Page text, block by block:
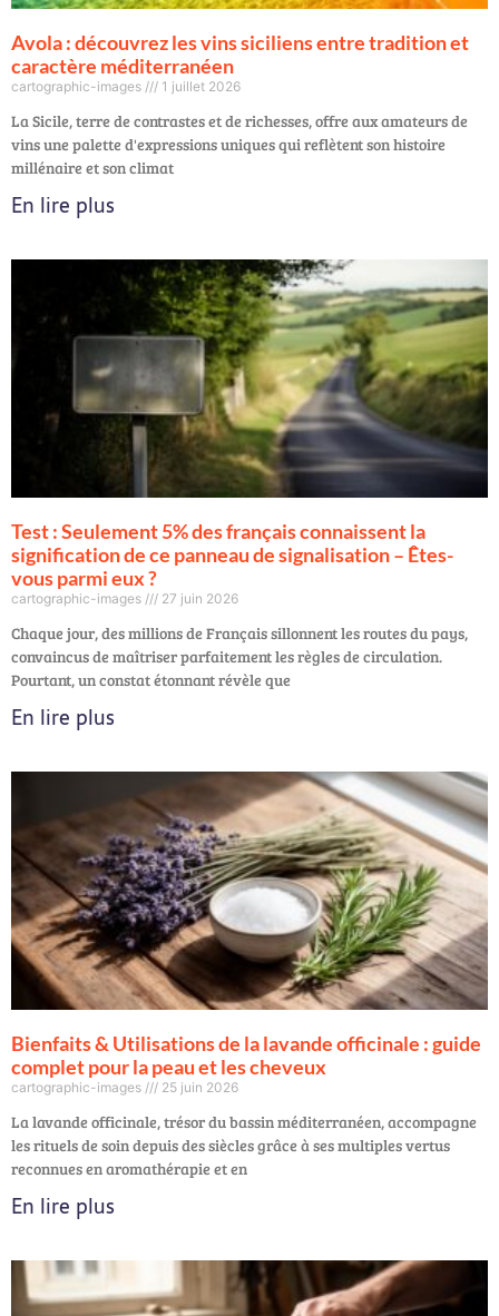
Avola : découvrez les vins siciliens entre tradition et
caractère méditerranéen
cartographic-images 1 juillet 2026
La Sicile, terre de contrastes et de richesses, offre aux amateurs de
vins une palette d'expressions uniques qui reflètent son histoire
millénaire et son climat
En lire plus
Test : Seulement 5% des français connaissent la
signification de ce panneau de signalisation – Êtes-
vous parmi eux ?
cartographic-images 27 juin 2026
Chaque jour, des millions de Français sillonnent les routes du pays,
convaincus de maîtriser parfaitement les règles de circulation.
Pourtant, un constat étonnant révèle que
En lire plus
Bienfaits & Utilisations de la lavande officinale : guide
complet pour la peau et les cheveux
cartographic-images 25 juin 2026
La lavande officinale, trésor du bassin méditerranéen, accompagne
les rituels de soin depuis des siècles grâce à ses multiples vertus
reconnues en aromathérapie et en
En lire plus